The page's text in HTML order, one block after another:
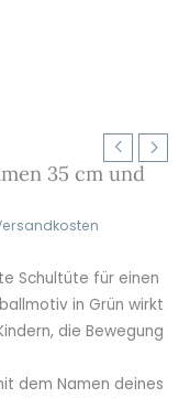
35 cm und
Schultüte für einen
in Grün wirkt
die Bewegung
dem Namen deines